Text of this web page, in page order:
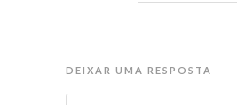
DEIXAR UMA RESPOSTA